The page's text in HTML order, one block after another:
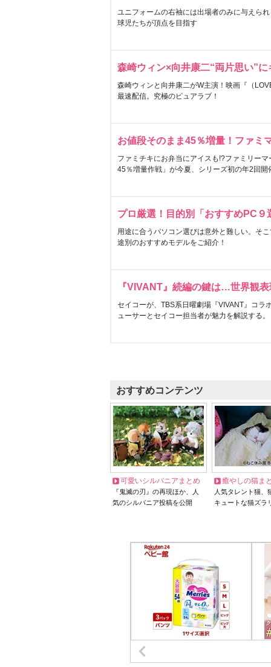
ユニフォームの右袖には出場者のみに与えら
球児たちが頂点を目指す
森崎ウィン×向井康二“両片思い”
森崎ウィンと向井康二がW主演！映画『（
最速配信。究極のピュアラブ！
お値段そのまま45％増量！ファミ
ファミチキにお弁当にアイスも!?ファミリー
45％増量作戦」が今夏、シリーズ初の年2回開
プロ厳選！目的別「おすすめPC９
用途に合うパソコン選びは意外と難しい。そ
途別のおすすめモデルをご紹介！
『VIVANT』続編の鍵は…世界観
セイコーが、TBS系日曜劇場『VIVANT』コラ
ューサーとセイコー担当者が魅力を解説する。
おすすめコンテンツ
可愛いシルバニアまとめ
『鬼滅の刃』の再現ほか、人
気のシルバニア投稿を公開
癒やしの猫ま
人気タレント猫
キュートな猫ズラ